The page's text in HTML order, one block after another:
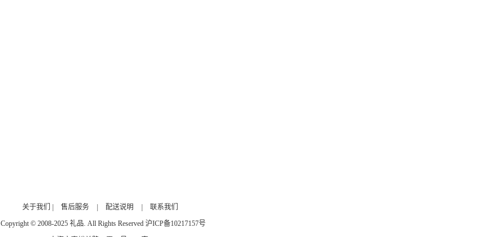
关于我们 售后服务 配送说明
联系我们
Copyright © 2008-2025 礼品. All Rights Reserved 沪ICP备10217157号